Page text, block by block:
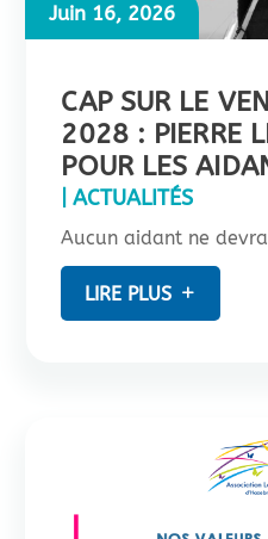
Juin 16, 2026
CAP SUR LE
2028 : PIERRE
POUR LES
|ACTUALITÉS
Aucun aidant ne
LIRE PLUS